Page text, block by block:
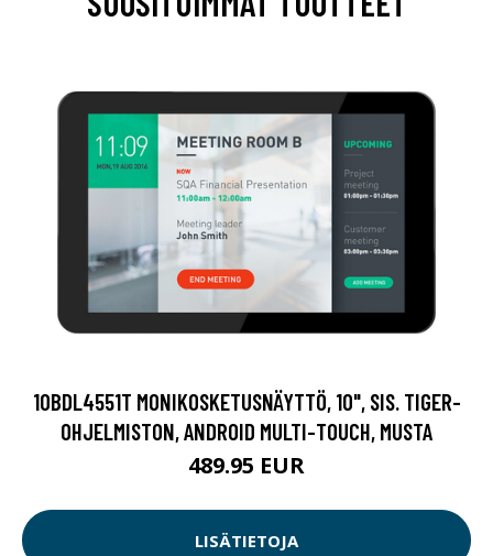
10BDL4551T MONIKOSKETUSNÄYTTÖ, 10", SIS. TIGER-
OHJELMISTON, ANDROID MULTI-TOUCH, MUSTA
489.95 EUR
LISÄTIETOJA